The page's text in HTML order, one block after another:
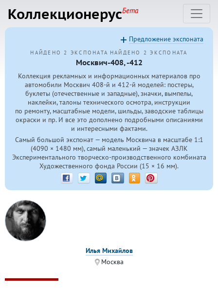
КоллекционерусБета
НАЙДЕНО 2 ЭКСПОНАТА НАЙДЕНО 2 ЭКСПОНАТА
Москвич-408, -412
Коллекция рекламных и информационных материалов про
автомобили Москвич 408-й и 412-й моделей: постеры,
буклеты (отечественные и западные), значки, вымпелы,
наклейки, талоны технического осмотра, инструкции
по ремонту, масштабные модели, шильды, заводские таблицы
окраски и пр. И все это дополнено подробными описаниями
и интересными фактами.
Самый большой экспонат — модель Москвича в масштабе 1:1
(4090 × 1480 мм), самый маленький — значек АЗЛК
Экспериментального творческо-производственного комбината
Художественного фонда России (15 × 16 мм).
Предложение экспоната
Илья Михайлов
Москва